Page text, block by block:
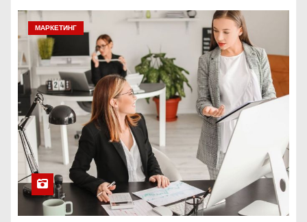
МАРКЕТИНГ